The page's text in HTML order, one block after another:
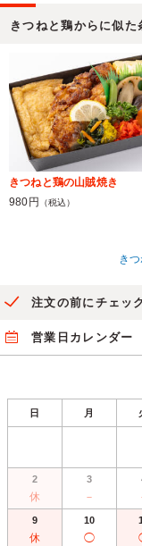
きつねと鶏からに似た
きつねと鶏の山賊焼き
980円
（税込）
き
注文の前にチェッ
営業日カレンダー
日 月
2
休
3
－
9
休
10
◯